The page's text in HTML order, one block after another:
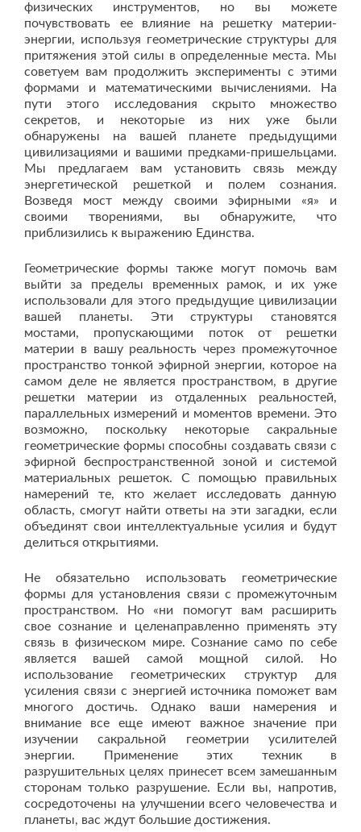
физических инструментов, но вы можете
почувствовать ее влияние на решетку материи-
энергии, используя геометрические структуры для
притяжения этой силы в определенные места. Мы
советуем вам продолжить эксперименты с этими
формами и математическими вычислениями. На
пути этого исследования скрыто множество
секретов, и некоторые из них уже были
обнаружены на вашей планете предыдущими
цивилизациями и вашими предками-пришельцами.
Мы предлагаем вам установить связь между
энергетической решеткой и полем сознания.
Возведя мост между своими эфирными «я» и
своими творениями, вы обнаружите, что
приблизились к выражению Единства.
Геометрические формы также могут помочь вам
выйти за пределы временных рамок, и их уже
использовали для этого предыдущие цивилизации
вашей планеты. Эти структуры становятся
мостами, пропускающими поток от решетки
материи в вашу реальность через промежуточное
пространство тонкой эфирной энергии, которое на
самом деле не является пространством, в другие
решетки материи из отдаленных реальностей,
параллельных измерений и моментов времени. Это
возможно, поскольку некоторые сакральные
геометрические формы способны создавать связи с
эфирной беспространственной зоной и системой
материальных решеток. С помощью правильных
намерений те, кто желает исследовать данную
область, смогут найти ответы на эти загадки, если
объединят свои интеллектуальные усилия и будут
делиться открытиями.
Не обязательно использовать геометрические
формы для установления связи с промежуточным
пространством. Но «ни помогут вам расширить
свое сознание и целенаправленно применять эту
связь в физическом мире. Сознание само по себе
является вашей самой мощной силой. Но
использование геометрических структур для
усиления связи с энергией источника поможет вам
многого достичь. Однако ваши намерения и
внимание все еще имеют важное значение при
изучении сакральной геометрии усилителей
энергии. Применение этих техник в
разрушительных целях принесет всем замешанным
сторонам только разрушение. Если вы, напротив,
сосредоточены на улучшении всего человечества и
планеты, вас ждут большие достижения.